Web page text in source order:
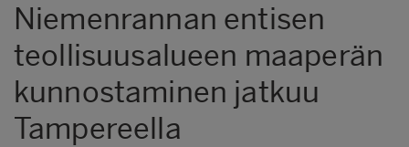
Niemenrannan entisen
teollisuusalueen maaperän
kunnostaminen jatkuu
Tampereella